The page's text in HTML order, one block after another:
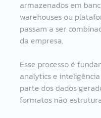
armazenados em
warehouses ou
passam a ser
da empresa.
Esse processo é
analytics e
parte dos dados
formatos não